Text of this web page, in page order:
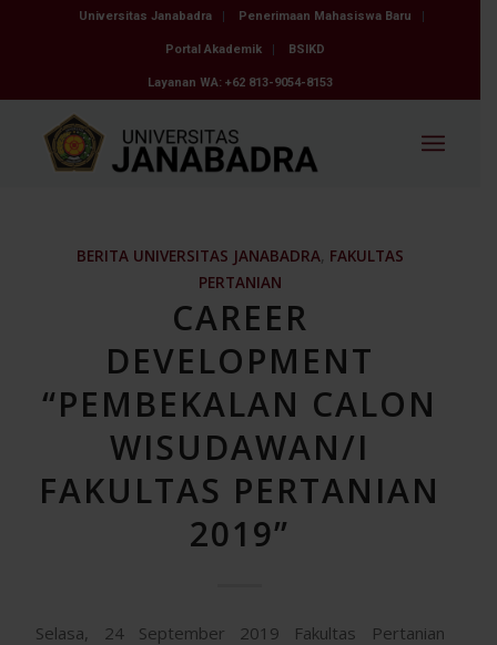
Universitas Janabadra Penerimaan Mahasiswa Baru
Portal Akademik BSIKD
Layanan WA: +62 813-9054-8153
BERITA UNIVERSITAS JANABADRA, FAKULTAS
PERTANIAN
CAREER
DEVELOPMENT
“PEMBEKALAN CALON
WISUDAWAN/I
FAKULTAS PERTANIAN
2019”
Selasa, 24 September 2019 Fakultas Pertanian